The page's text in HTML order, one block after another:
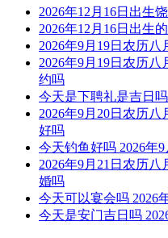
【大吉色】白色、金黄、
被今天五行生。寓意容易得
缘和异性缘也会变得非常好
力。可以借助五行的影响
【次吉色】黄色、咖色、
与今天五行同。寓意幸运眷
的进行，实现共赢。这是一
出你的步伐，相信会有好的
【平平色】绿色、青色、青
2026年12月16日出生
2026年12月16日出生
2026年9月19日农历
2026年9月19日农历
约吗
今天是下聘礼是吉日
2026年9月20日农历
好吗
今天钓鱼好吗 2026年
2026年9月21日农历
婚吗
今天可以宴会吗 2026
今天是安门吉日吗